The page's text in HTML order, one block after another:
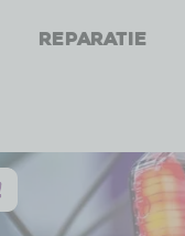
Reparatie